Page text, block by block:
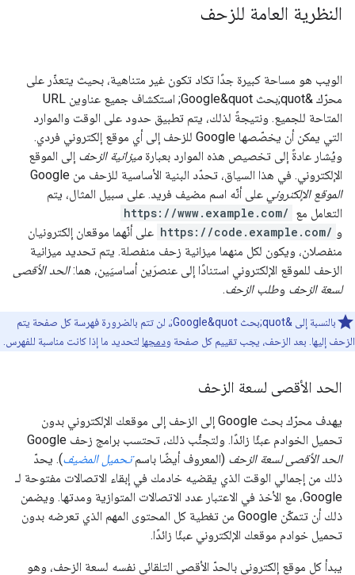
النظرية العامة للزحف
الويب هو مساحة كبيرة جدًا تكاد تكون غير متناهية، بحيث يتعذّر على
محرّك &quot;بحث Google&quot; استكشاف جميع عناوين URL
المتاحة للجميع. ونتيجةً لذلك، يتم تطبيق حدود على الوقت والموارد
التي يمكن أن يخصّصها Google للزحف إلى أي موقع إلكتروني فردي.
ويُشار عادةً إلى تخصيص هذه الموارد بعبارة ميزانية الزحف إلى الموقع
الإلكتروني. في هذا السياق، تحدّد البنية الأساسية للزحف من Google
الموقع الإلكتروني على أنّه اسم مضيف فريد. على سبيل المثال، يتم
التعامل مع https://www.example.com/
و https://code.example.com/ على أنّهما موقعان إلكترونيان
منفصلان، ويكون لكل منهما ميزانية زحف منفصلة. يتم تحديد ميزانية
الزحف للموقع الإلكتروني استنادًا إلى عنصرَين أساسيَين، هما:الحد الأقصى
لسعة الزحف وطلب الزحف.
بالنسبة إلى &quot;بحث Google&quot;، لن تتم بالضرورة فهرسة كل صفحة يتم
الزحف إليها. بعد الزحف، يجب تقييم كل صفحة ودمجها لتحديد ما إذا كانت مناسبة للفهرس.
الحد الأقصى لسعة الزحف
يهدف محرّك بحث Google إلى الزحف إلى موقعك الإلكتروني بدون
تحميل الخوادم عبئًا زائدًا. ولتجنُّب ذلك، تحتسب برامج زحف Google
الحد الأقصى لسعة الزحف (المعروف أيضًا باسمتحميل المضيف). يحدّ
ذلك من إجمالي الوقت الذي يقضيه خادمك في إبقاء الاتصالات مفتوحة لـ
Google، مع الأخذ في الاعتبار عدد الاتصالات المتوازية ومدتها. ويضمن
ذلك أن تتمكّن Google من تغطية كل المحتوى المهم الذي تعرضه بدون
تحميل خوادم موقعك الإلكتروني عبئًا زائدًا.
يبدأ كل موقع إلكتروني بالحدّ الأقصى التلقائي نفسه لسعة الزحف، وهو